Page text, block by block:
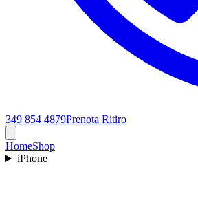
349 854 4879Prenota Ritiro
HomeShop
iPhone